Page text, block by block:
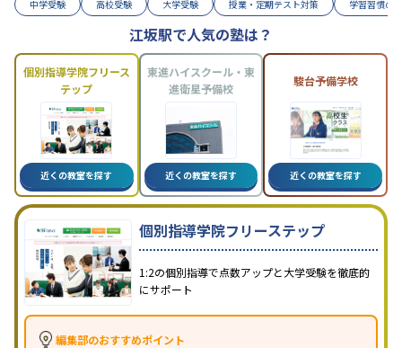
中学受験 高校受験 大学受験 授業・定期テスト対策 学習習慣の
江坂駅で人気の塾は？
個別指導学院フリース
テップ
近くの教室を探す
東進ハイスクール・東
進衛星予備校
近くの教室を探す
駿台予備学校
近くの教室を探す
個別指導学院フリーステップ
1:2の個別指導で点数アップと大学受験を徹底的
にサポート
編集部のおすすめポイント